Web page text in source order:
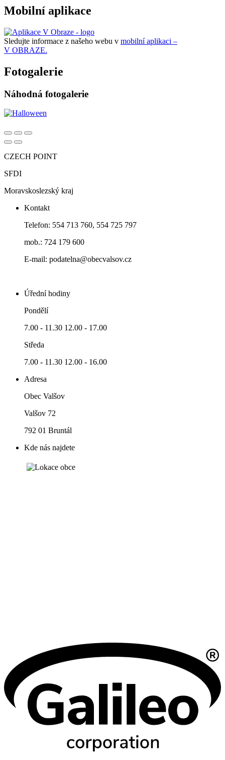
Mobilní aplikace
Sledujte informace z našeho webu v mobilní aplikaci –
V OBRAZE.
Fotogalerie
Náhodná fotogalerie
CZECH POINT
SFDI
Moravskoslezský kraj
Kontakt
Telefon: 554 713 760, 554 725 797
mob.: 724 179 600
E-mail: podatelna@obecvalsov.cz
Úřední hodiny
Pondělí
7.00 - 11.30 12.00 - 17.00
Středa
7.00 - 11.30 12.00 - 16.00
Adresa
Obec Valšov
Valšov 72
792 01 Bruntál
Kde nás najdete